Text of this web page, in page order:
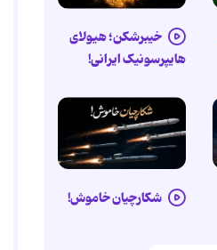
خیبرشکن؛ هیولای
هایپرسونیک ایرانی!
شکارچیان خاموش!